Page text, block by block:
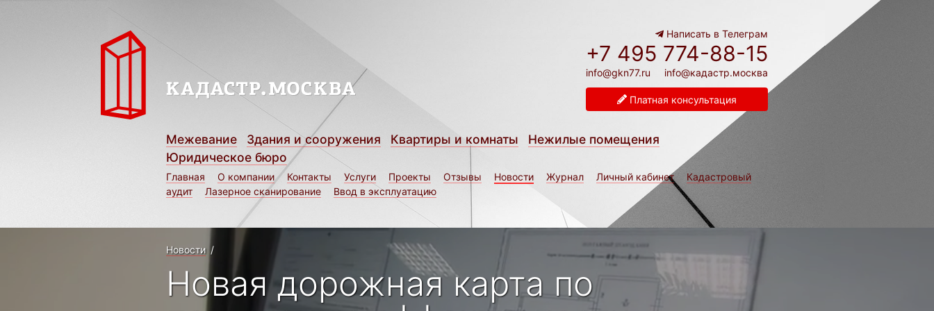
Написать в Телеграм
+7 495 774-88-15
info@gkn77.ru info@кадастр.москва
Платная консультация
Межевание Здания и сооружения Квартиры и комнаты
Нежилые помещения
Юридическое бюро
Главная О компании Контакты Услуги Проекты Отзывы Новости Журнал Личный кабинет
Кадастровый
аудит
Лазерное сканирование Ввод в эксплуатацию
Новости /
Новая дорожная карта по